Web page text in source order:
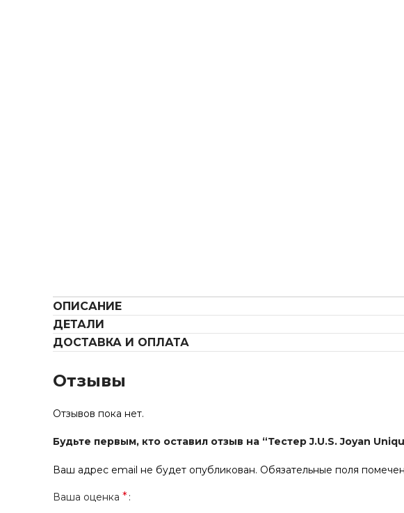
ОПИСАНИЕ
ДЕТАЛИ
ДОСТАВКА И ОПЛАТА
Отзывы
Отзывов пока нет.
Будьте первым, кто оставил отзыв на “Тестер J.U.S. Joyan
Ваш адрес email не будет опубликован. Обязательные поля
Ваша оценка *